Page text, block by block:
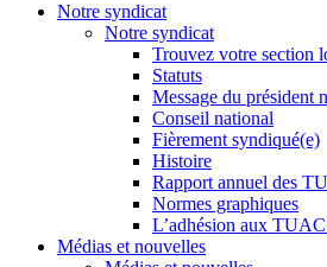
Notre syndicat
Notre syndicat
Trouvez votre section
Statuts
Message du président
Conseil national
Fièrement syndiqué(e)
Histoire
Rapport annuel des
Normes graphiques
L’adhésion aux TUAC
Médias et nouvelles